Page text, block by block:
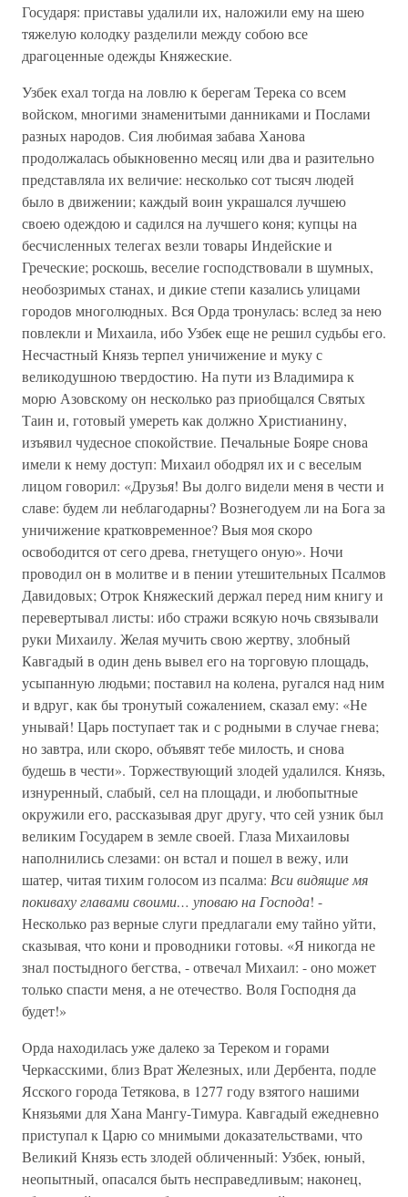
Государя: приставы удалили их, наложили ему на шею
тяжелую колодку разделили между собою все
драгоценные одежды Княжеские.
Узбек ехал тогда на ловлю к берегам Терека со всем
войском, многими знаменитыми данниками и Послами
разных народов. Сия любимая забава Ханова
продолжалась обыкновенно месяц или два и разительно
представляла их величие: несколько сот тысяч людей
было в движении; каждый воин украшался лучшею
своею одеждою и садился на лучшего коня; купцы на
бесчисленных телегах везли товары Индейские и
Греческие; роскошь, веселие господствовали в шумных,
необозримых станах, и дикие степи казались улицами
городов многолюдных. Вся Орда тронулась: вслед за нею
повлекли и Михаила, ибо Узбек еще не решил судьбы его.
Несчастный Князь терпел уничижение и муку с
великодушною твердостию. На пути из Владимира к
морю Азовскому он несколько раз приобщался Святых
Таин и, готовый умереть как должно Христианину,
изъявил чудесное спокойствие. Печальные Бояре снова
имели к нему доступ: Михаил ободрял их и с веселым
лицом говорил: «Друзья! Вы долго видели меня в чести и
славе: будем ли неблагодарны? Вознегодуем ли на Бога за
уничижение кратковременное? Выя моя скоро
освободится от сего древа, гнетущего оную». Ночи
проводил он в молитве и в пении утешительных Псалмов
Давидовых; Отрок Княжеский держал перед ним книгу и
перевертывал листы: ибо стражи всякую ночь связывали
руки Михаилу. Желая мучить свою жертву, злобный
Кавгадый в один день вывел его на торговую площадь,
усыпанную людьми; поставил на колена, ругался над ним
и вдруг, как бы тронутый сожалением, сказал ему: «Не
унывай! Царь поступает так и с родными в случае гнева;
но завтра, или скоро, объявят тебе милость, и снова
будешь в чести». Торжествующий злодей удалился. Князь,
изнуренный, слабый, сел на площади, и любопытные
окружили его, рассказывая друг другу, что сей узник был
великим Государем в земле своей. Глаза Михаиловы
наполнились слезами: он встал и пошел в вежу, или
шатер, читая тихим голосом из псалма: Вси видящие мя
покиваху главами своими… уповаю на Господа! -
Несколько раз верные слуги предлагали ему тайно уйти,
сказывая, что кони и проводники готовы. «Я никогда не
знал постыдного бегства, - отвечал Михаил: - оно может
только спасти меня, а не отечество. Воля Господня да
будет!»
Орда находилась уже далеко за Тереком и горами
Черкасскими, близ Врат Железных, или Дербента, подле
Ясского города Тетякова, в 1277 году взятого нашими
Князьями для Хана Мангу-Тимура. Кавгадый ежедневно
приступал к Царю со мнимыми доказательствами, что
Великий Князь есть злодей обличенный: Узбек, юный,
неопытный, опасался быть несправедливым; наконец,